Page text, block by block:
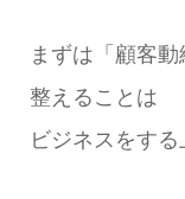
まずは「顧客動
整えることは
ビジネスをする